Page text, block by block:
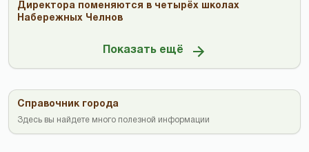
Директора поменяются в четырёх школах
Набережных Челнов
Показать ещё
Справочник города
Здесь вы найдете много полезной информации